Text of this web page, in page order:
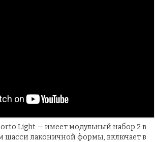
Light — имеет модульный набор 2 в
шасси лаконичной формы, включает в